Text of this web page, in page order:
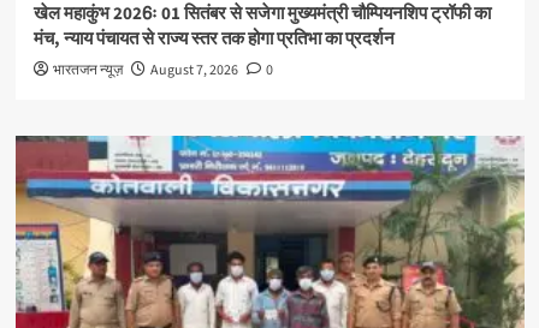
खेल महाकुंभ 2026ः 01 सितंबर से सजेगा मुख्यमंत्री चौम्पियनशिप ट्रॉफी का
मंच, न्याय पंचायत से राज्य स्तर तक होगा प्रतिभा का प्रदर्शन
भारतजन न्यूज़ August 7, 2026 0